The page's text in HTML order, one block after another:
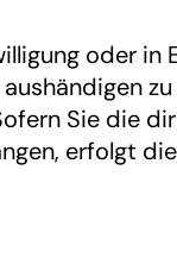
oder in
zu
Sie die
erfolgt